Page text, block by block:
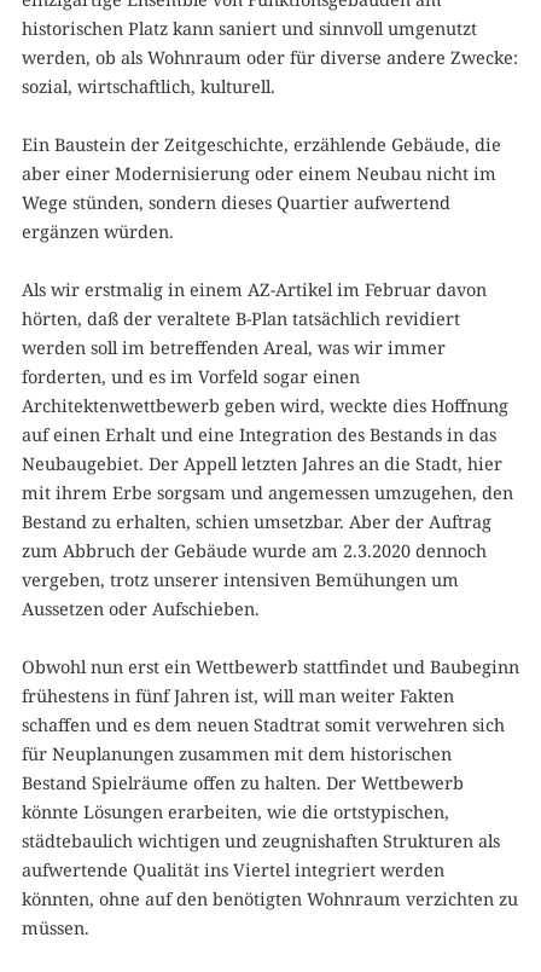
historischen Platz kann saniert und sinnvoll umgenutzt
werden, ob als Wohnraum oder für diverse andere Zwecke:
sozial, wirtschaftlich, kulturell.
Ein Baustein der Zeitgeschichte, erzählende Gebäude, die
aber einer Modernisierung oder einem Neubau nicht im
Wege stünden, sondern dieses Quartier aufwertend
ergänzen würden.
Als wir erstmalig in einem AZ-Artikel im Februar davon
hörten, daß der veraltete B-Plan tatsächlich revidiert
werden soll im betreffenden Areal, was wir immer
forderten, und es im Vorfeld sogar einen
Architektenwettbewerb geben wird, weckte dies Hoffnung
auf einen Erhalt und eine Integration des Bestands in das
Neubaugebiet. Der Appell letzten Jahres an die Stadt, hier
mit ihrem Erbe sorgsam und angemessen umzugehen, den
Bestand zu erhalten, schien umsetzbar. Aber der Auftrag
zum Abbruch der Gebäude wurde am 2.3.2020 dennoch
vergeben, trotz unserer intensiven Bemühungen um
Aussetzen oder Aufschieben.
Obwohl nun erst ein Wettbewerb stattfindet und Baubeginn
frühestens in fünf Jahren ist, will man weiter Fakten
schaffen und es dem neuen Stadtrat somit verwehren sich
für Neuplanungen zusammen mit dem historischen
Bestand Spielräume offen zu halten. Der Wettbewerb
könnte Lösungen erarbeiten, wie die ortstypischen,
städtebaulich wichtigen und zeugnishaften Strukturen als
aufwertende Qualität ins Viertel integriert werden
könnten, ohne auf den benötigten Wohnraum verzichten zu
müssen.